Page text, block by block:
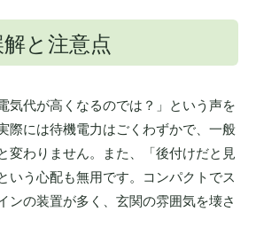
と注意点
気代が高くなるのでは？」という声を
際には待機電力はごくわずかで、一般
変わりません。また、「後付けだと見
いう心配も無用です。コンパクトでス
ンの装置が多く、玄関の雰囲気を壊さ